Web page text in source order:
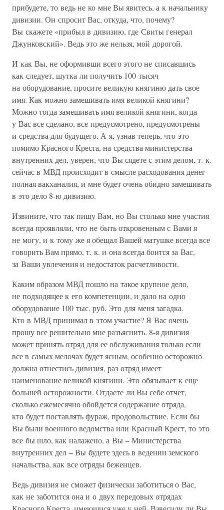
прибудете, то ведь не ко мне Вы явитесь, а к начальнику
дивизии. Он спросит Вас, откуда, что, почему?
Вы скажете «прибыл в дивизию, где Свиты генерал
Джунковский». Ведь это же нельзя, мой дорогой.
И как Вы, не оформивши всего этого не списавшись
как следует, шутка ли получить 100 тысяч
на оборудование, просите великую княгиню дать свое
имя. Как можно замешивать имя великой княгини?
Можно тогда замешивать имя великой княгини, когда
у Вас все сделано, все предусмотрено, предусмотрены
и средства для будущего. А я, узнав теперь, что это
помимо Красного Креста, на средства министерства
внутренних дел, уверен, что Вы сядете с этим делом, т. к.
сейчас в МВД происходит в смысле расходования денег
полная вакханалия, и мне будет очень обидно замешивать
в это дело 8-ю дивизию.
Извините, что так пишу Вам, но Вы столько мне участия
всегда проявляли, что не быть откровенным с Вами я
не могу, и к тому же я обещал Вашей матушке всегда все
говорить Вам прямо, т. к. и она всегда боится за Вас,
за Ваши увлечения и недостаток расчетливости.
Каким образом МВД пошло на такое крупное дело,
не подходящее к его компетенции, и дало на одно
оборудование 100 тыс. руб. Это для меня загадка.
Кто в МВД принимал в этом участие? Я Вас очень
прошу все решительно мне разъяснить. 8-я дивизия
может принять отряд для ее обслуживания только если
все в самых мелочах будет ясным, особенно осторожно
должна отнестись дивизия, раз отряд имеет
наименование великой княгини. Это обязывает к еще
большей осторожности. Отдаете ли Вы себе отчет,
сколько ежемесячно обойдется содержание отряда,
кто будет поставлять фураж, продовольствие. Если бы
Вы были военного ведомства или Красный Крест, то это
все бы шло, как налажено, а Вы – Министерства
внутренних дел – Вы будете здесь в ведении земского
начальства, как все отряды беженцев.
Ведь дивизия не сможет физически заботиться о Вас,
как не заботится она и о двух передовых отрядах